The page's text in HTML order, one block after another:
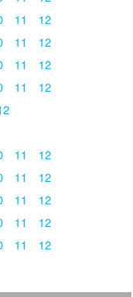
11
12
11
12
11
12
11
12
11
12
11
12
11
12
11
12
11
12